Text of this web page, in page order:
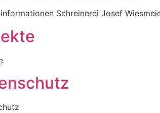
Schreinerei Josef